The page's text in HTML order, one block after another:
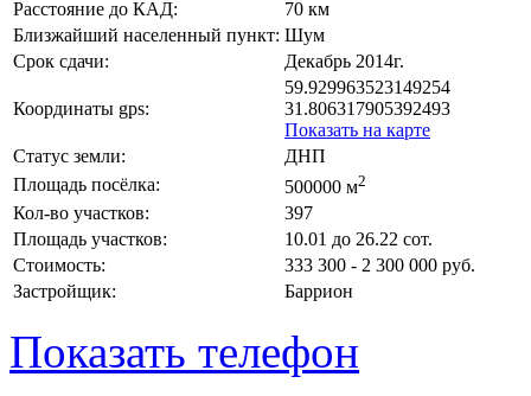
Расстояние до КАД:
70 км
Близжайший населенный пункт: Шум
Срок сдачи:
Декабрь 2014г.
Координаты gps:
59.929963523149254
31.806317905392493
Показать на карте
Статус земли:
ДНП
Площадь посёлка:
500000 м2
Кол-во участков:
397
Площадь участков:
10.01 до 26.22 сот.
Стоимость:
333 300 - 2 300 000 руб.
Застройщик:
Баррион
Показать телефон